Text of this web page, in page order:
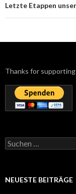
Letzte Etappen
Thanks for
Suchen
nach:
NEUESTE BEITRÄGE